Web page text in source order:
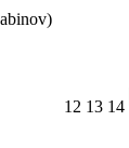
12 13 14